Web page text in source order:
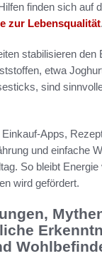
finden sich auf
zur Lebensqualität.
stabilisieren den
etwa
sind
Apps,
und einfache
So bleibt
wird gefördert.